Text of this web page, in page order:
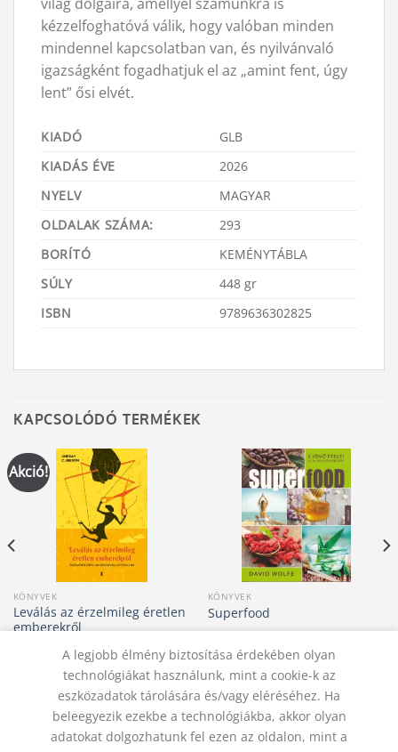
kézzelfoghatóvá válik, hogy valóban minden
mindennel kapcsolatban van, és nyilvánvaló
igazságként fogadhatjuk el az „amint fent, úgy
lent” ősi elvét.
KIADÓ
GLB
KIADÁS ÉVE
2026
NYELV
MAGYAR
OLDALAK SZÁMA:
293
BORÍTÓ
KEMÉNYTÁBLA
SÚLY
448 gr
ISBN
9789636302825
KAPCSOLÓDÓ TERMÉKEK
Akció!
KÖNYVEK
Leválás az érzelmileg éretlen
emberekről
price
was:
4
990 Ft.
price
4
800 Ft.
KOSÁRBA TESZEM
KÖNYVEK
Superfood
KOSÁRBA TESZEM
KAPCSOLAT ADATVÉDELMI NYILATKOZAT
ÁSZF
A legjobb élmény biztosítása érdekében olyan
technológiákat használunk, mint a cookie-k az
eszközadatok tárolására és/vagy eléréséhez. Ha
beleegyezik ezekbe a technológiákba, akkor olyan
adatokat dolgozhatunk fel ezen az oldalon, mint a